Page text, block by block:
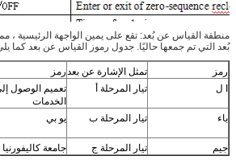
منطقة القياس عن بُعد: تقع على يمين الواجهة الرئيسية ،
بُعد التي تم جمعها حاليًا. جدول رموز القياس عن بعد كما
رمز تمثل الإشارة عن بعدرمز
I ل
تيار المرحلة أ
تعميم الوصول
الخدمات
باء تيار المرحلة ب يو بي
جيم تيار المرحلة ج جامعة كاليفورنيا